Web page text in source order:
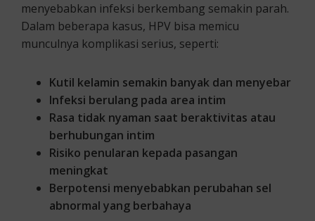
menyebabkan infeksi berkembang semakin parah.
Dalam beberapa kasus, HPV bisa memicu
munculnya komplikasi serius, seperti:
Kutil kelamin semakin banyak dan menyebar
Infeksi berulang pada area intim
Rasa tidak nyaman saat beraktivitas atau
berhubungan intim
Risiko penularan kepada pasangan
meningkat
Berpotensi menyebabkan perubahan sel
abnormal yang berbahaya